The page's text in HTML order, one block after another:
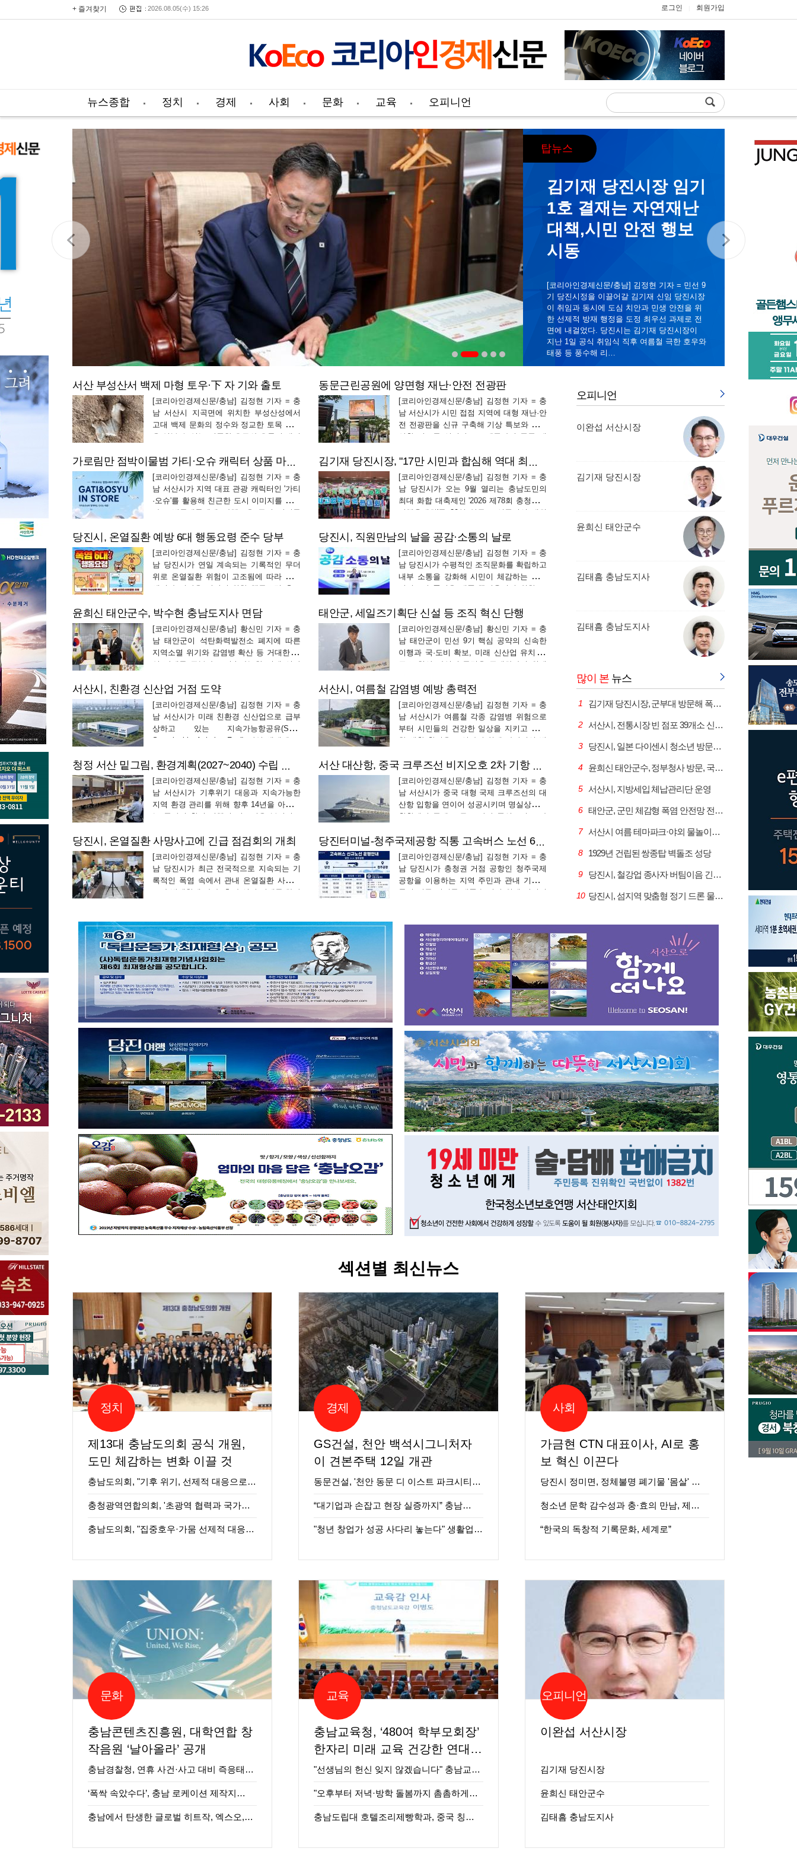
+ 즐겨찾기 2026.08.05(수) 15:26 로그인 회원가입
뉴스종합 정치 경제 사회 문화 교육 오피니언
론인
기자 = 충남
정책 지침과
소통의 자
대회의실에
탑뉴스
김기재 당진시장 임기
1호 결재는 자연재난
대책,시민 안전 행보
시동
[코리아인경제신문/충남] 김정현 기자 = 민선 9
기 당진시정을 이끌어갈 김기재 신임 당진시장
이 취임과 동시에 도심 치안과 민생 안전을 위
한 선제적 방재 행정을 도정 최우선 과제로 전
면에 내걸었다. 당진시는 김기재 당진시장이
지난 1일 공식 취임식 직후 여름철 극한 호우와
태풍 등 풍수해 리…
서산 부성산서 백제 마형 토우·下 자 기와 출토
[코리아인경제신문/충남] 김정현 기자 = 충
남 서산시 지곡면에 위치한 부성산성에서
고대 백제 문화의 정수와 정교한 토목 기술
을 엿볼 수 있는 귀중한 유구와 유물이 대거
는 백제 시대 군현의 치소(행정 중심지)이자
대중국 교류의 핵심 요충지로 알려진 부성
산성의 전체 현황과…
동문근린공원에 양면형 재난·안전 전광판
[코리아인경제신문/충남] 김정현 기자 = 충
남 서산시가 시민 접점 지역에 대형 재난·안
전 전광판을 신규 구축해 기상 특보와 비상
상황 정보를 실시간으로 제공하며 공공 재
산시는 동문동 167-25번지 일원 동문근린공
원에 양면형 재난·안전 전광판을 신설하고,
시험 가동을 거쳐…
가로림만 점박이물범 가티·오슈 캐릭터 상품 마케팅
[코리아인경제신문/충남] 김정현 기자 = 충
남 서산시가 지역 대표 관광 캐릭터인 '가티
·오슈'를 활용해 친근한 도시 이미지를 제고
하고 방문객들에게 다채로운 즐길 거리를
까지 이틀간 성연면 왕정리 일원에서 운영
중인 여름 테마파크 현장에서 '가티·오슈 팝
업스토어'를 전격 …
김기재 당진시장, "17만 시민과 합심해 역대 최고 안심 체전 만들…
[코리아인경제신문/충남] 김정현 기자 = 충
남 당진시가 오는 9월 열리는 충남도민의
최대 화합 대축제인 '2026 제78회 충청남도
민체육대회'를 30일 앞두고 성공적인 대회
카운트다운에 들어갔다. 당진시(시장 김기
재)는 지난 8월 4일 당진시청 대강당에서 김
기재 당진시장, 김선호…
당진시, 온열질환 예방 6대 행동요령 준수 당부
[코리아인경제신문/충남] 김정현 기자 = 충
남 당진시가 연일 계속되는 기록적인 무더
위로 온열질환 위험이 고조됨에 따라 시민
생명과 건강을 지키기 위한 행동요령 홍보
있다. 당진시(시장 김기재)는 8월 5일 최근
기승을 부리는 폭염에 따른 온열질환 피해
를 예방하기 위해 시민…
당진시, 직원만남의 날을 공감·소통의 날로
[코리아인경제신문/충남] 김정현 기자 = 충
남 당진시가 수평적인 조직문화를 확립하고
내부 소통을 강화해 시민이 체감하는 행정
서비스의 품질을 대폭 끌어올리기 위한 조
김기재)는 매월 관례적으로 개최해 오던 '직
원만남의 날'을 '공감·소통의 날'로 새롭게
명칭과 운영 방식을…
윤희신 태안군수, 박수현 충남도지사 면담
[코리아인경제신문/충남] 황신민 기자 = 충
남 태안군이 석탄화력발전소 폐지에 따른
지역소멸 위기와 감염병 확산 등 거대한 지
역 난제를 극복하고 지속가능한 미래 성장
정책 공조에 나섰다. 윤희신 태안군수는 지
난 7월 29일 정부청사를 전격 방문한 데 이
어, 지난 8월 4일 박수…
태안군, 세일즈기획단 신설 등 조직 혁신 단행
[코리아인경제신문/충남] 황신민 기자 = 충
남 태안군이 민선 9기 핵심 공약의 신속한
이행과 국·도비 확보, 미래 신산업 유치 등
주요 현안 사업의 동력을 극대화하기 위해
태안군은 8월 5일 군청 브리…
서산시, 친환경 신산업 거점 도약
[코리아인경제신문/충남] 김정현 기자 = 충
남 서산시가 미래 친환경 신산업으로 급부
상하고 있는 지속가능항공유(SAF,
Sustainable Aviation Fuel) 산업 생태계 조
총력을 기울이고 있다. 서산시는 현재 지…
서산시, 여름철 감염병 예방 총력전
[코리아인경제신문/충남] 김정현 기자 = 충
남 서산시가 여름철 각종 감염병 위험으로
부터 시민들의 건강한 일상을 지키고 쾌적
한 생활 환경을 조성하기 위해 다각적인 방
지난 4월부터 모기, 파리 등 매개…
청정 서산 밑그림, 환경계획(2027~2040) 수립 용역 착수보고회 개…
[코리아인경제신문/충남] 김정현 기자 = 충
남 서산시가 기후위기 대응과 지속가능한
지역 환경 관리를 위해 향후 14년을 아우르
는 중장기 환경 정책의 밑그림을 본격적으
청 중회의실에서 신필승 서산시 부…
서산 대산항, 중국 크루즈선 비지오호 2차 기항 성료
[코리아인경제신문/충남] 김정현 기자 = 충
남 서산시가 중국 대형 국제 크루즈선의 대
산항 입항을 연이어 성공시키며 명실상부한
환황해권 국제 크루즈 관광 중심도시로 빠
방국제크루즈 소속 국제 크루즈선…
당진시, 온열질환 사망사고에 긴급 점검회의 개최
[코리아인경제신문/충남] 김정현 기자 = 충
남 당진시가 최근 전국적으로 지속되는 기
록적인 폭염 속에서 관내 온열질환 사망사
고가 발생함에 따라, 추가 인명 피해를 차단
당진터미널-청주국제공항 직통 고속버스 노선 6일 신설
[코리아인경제신문/충남] 김정현 기자 = 충
남 당진시가 충청권 거점 공항인 청주국제
공항을 이용하는 지역 주민과 관내 기업인
들의 이동 편의를 대폭 높이기 위해 당진버
오피니언
이완섭 서산시장
김기재 당진시장
윤희신 태안군수
김태흠 충남도지사
김태흠 충남도지사
많이 본 뉴스
1 김기재 당진시장, 군부대 방문해 폭염 속 장병 격려
2 서산시, 전통시장 빈 점포 39개소 신규 입점 완료
3 당진시, 일본 다이센시 청소년 방문단 초청
4 윤희신 태안군수, 정부청사 방문, 국비 확보 총력전
5 서산시, 지방세입 체납관리단 운영
6 태안군, 군민 체감형 폭염 안전망 전격 가동
7 서산시 여름 테마파크·야외 물놀이장, 도심 속 피서지로 대호응
8 1929년 건립된 쌍종탑 벽돌조 성당
9 당진시, 철강업 종사자 버팀이음 긴급 고용안정 지원
10 당진시, 섬지역 맞춤형 정기 드론 물류서비스 시연회 성료
섹션별 최신뉴스
정치
제13대 충남도의회 공식 개원,
도민 체감하는 변화 이끌 것
충남도의회, "기후 위기, 선제적 대응으로…
충청광역연합의회, '초광역 협력과 국가균…
충남도의회, "집중호우·가뭄 선제적 대응…
경제
GS건설, 천안 백석시그니처자
이 견본주택 12일 개관
동문건설, '천안 동문 디 이스트 파크시티…
“대기업과 손잡고 현장 실증까지” 충남…
"청년 창업가 성공 사다리 놓는다" 생활업…
사회
가금현 CTN 대표이사, AI로 홍
보 혁신 이끈다
당진시 정미면, 정체불명 폐기물 '몸살' …
청소년 문학 감수성과 충·효의 만남, 제…
“한국의 독창적 기록문화, 세계로”
문화
충남콘텐츠진흥원, 대학연합 창
작음원 ‘날아올라’ 공개
충남경찰청, 연휴 사건·사고 대비 즉응태…
‘폭싹 속았수다’, 충남 로케이션 제작지…
충남에서 탄생한 글로벌 히트작, 엑스오,…
교육
충남교육청, ‘480여 학부모회장’
한자리 미래 교육 건강한 연대
다진다
"선생님의 헌신 잊지 않겠습니다" 충남교…
"오후부터 저녁·방학 돌봄까지 촘촘하게…
충남도립대 호텔조리제빵학과, 중국 칭다…
오피니언
이완섭 서산시장
김기재 당진시장
윤희신 태안군수
김태흠 충남도지사